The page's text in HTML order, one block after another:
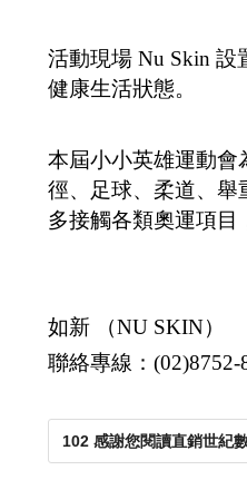
活動現場 Nu Skin 設
健康生活狀態。
本屆小小英雄運動會
徑、足球、柔道、舉
多接觸各類奧運項目
如新 （NU SKIN）
聯絡專線：(02)8752-
102 感謝您閱讀直銷世紀